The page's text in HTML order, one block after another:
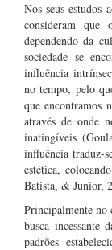
Nos seus estudos
consideram que
dependendo da
sociedade se
influência
no tempo, pelo
que encontramos
através de onde
inatingíveis
influência traduz-
estética,
Batista, & Junior,
Principalmente no
busca incessante
padrões